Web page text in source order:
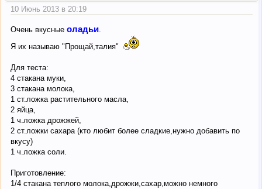
10 Июнь 2013 в 20:19
Очень вкусные оладьи.
Я их называю "Прощай,талия"
Для теста:
4 стакана муки,
3 стакана молока,
1 ст.ложка растительного масла,
2 яйца,
1 ч.ложка дрожжей,
2 ст.ложки сахара (кто любит более сладкие,нужно добавить по
вкусу)
1 ч.ложка соли.
Приготовление:
1/4 стакана теплого молока,дрожжи,сахар,можно немного